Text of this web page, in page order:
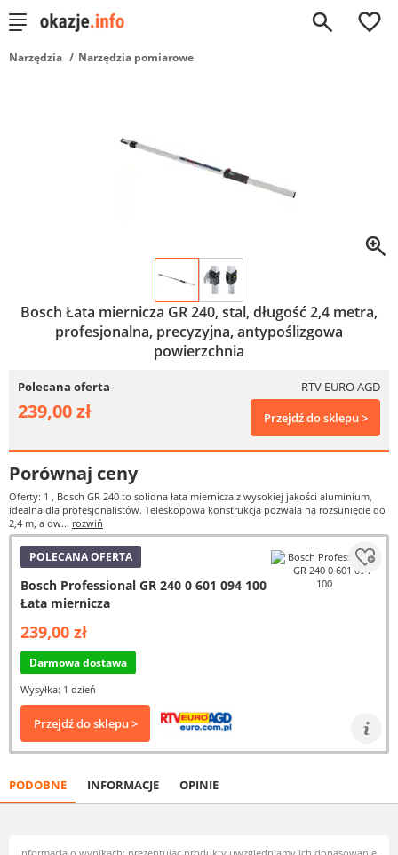
0
Narzędzia Narzędzia pomiarowe
Bosch Łata miernicza GR 240, stal, długość 2,4 metra,
profesjonalna, precyzyjna, antypoślizgowa
powierzchnia
Polecana oferta RTV EURO AGD
239,00 zł Przejdź do sklepu >
Porównaj ceny
Oferty: 1 , Bosch GR 240 to solidna łata miernicza z wysokiej jakości aluminium,
idealna dla profesjonalistów. Teleskopowa konstrukcja pozwala na rozsunięcie do
2,4 m, a dw... rozwiń
POLECANA OFERTA
Bosch Professional GR 240 0 601 094 100
Łata miernicza
239,00 zł
Darmowa dostawa
Wysyłka: 1 dzień
Przejdź do sklepu >
PODOBNE INFORMACJE OPINIE